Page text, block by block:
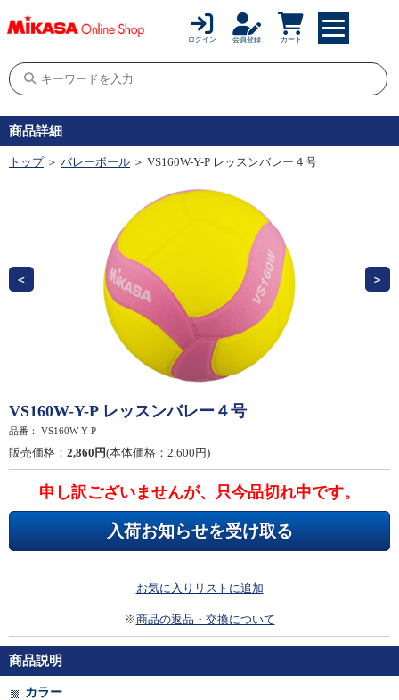
ログイン 会員登録 カート
商品詳細
トップ ＞ バレーボール ＞ VS160W-Y-P レッスンバレー４号
VS160W-Y-P レッスンバレー４号
品番： VS160W-Y-P
販売価格： 2,860円(本体価格：2,600円)
申し訳ございませんが、只今品切れ中です。
入荷お知らせを受け取る
お気に入りリストに追加
※商品の返品・交換について
商品説明
カラー